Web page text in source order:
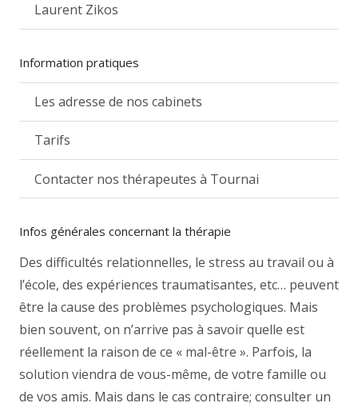
Laurent Zikos
Information pratiques
Les adresse de nos cabinets
Tarifs
Contacter nos thérapeutes à Tournai
Infos générales concernant la thérapie
Des difficultés relationnelles, le stress au travail ou à
l’école, des expériences traumatisantes, etc… peuvent
être la cause des problèmes psychologiques. Mais
bien souvent, on n’arrive pas à savoir quelle est
réellement la raison de ce « mal-être ». Parfois, la
solution viendra de vous-même, de votre famille ou
de vos amis. Mais dans le cas contraire; consulter un